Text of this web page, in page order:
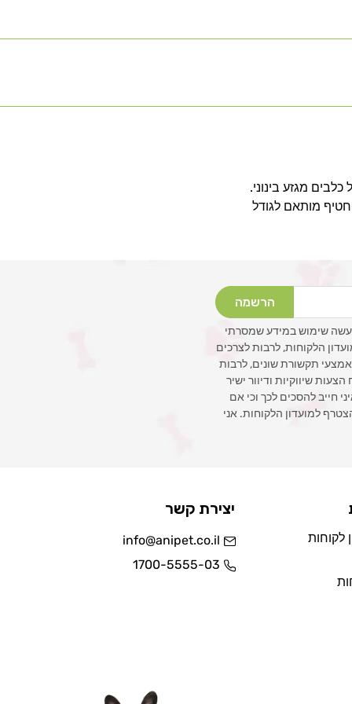
של כלבים מגזע בינוני.
מותאם לגודל
הרשמה
שימוש במידע שמסרתי
הלקוחות, לרבות לצרכים
באמצעי תקשורת שונים, לרבות
שיווקיות ודיוור ישיר
חייב להסכים לכך וכי אם
למועדון הלקוחות. אני
לקוחות
יצירת קשר
info@anipet.co.il
1700-5555-03